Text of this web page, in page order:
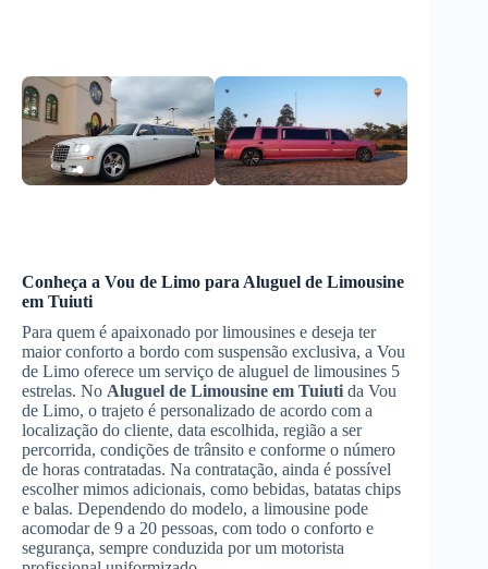
Conheça a Vou de Limo para Aluguel de Limousine
em Tuiuti
Para quem é apaixonado por limousines e deseja ter
maior conforto a bordo com suspensão exclusiva, a Vou
de Limo oferece um serviço de aluguel de limousines 5
estrelas. No Aluguel de Limousine em Tuiuti da Vou
de Limo, o trajeto é personalizado de acordo com a
localização do cliente, data escolhida, região a ser
percorrida, condições de trânsito e conforme o número
de horas contratadas. Na contratação, ainda é possível
escolher mimos adicionais, como bebidas, batatas chips
e balas. Dependendo do modelo, a limousine pode
acomodar de 9 a 20 pessoas, com todo o conforto e
segurança, sempre conduzida por um motorista